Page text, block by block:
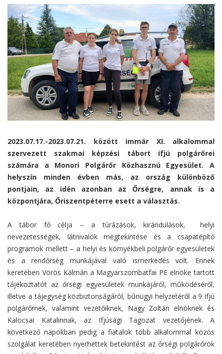
2023.07.17.-2023.07.21. között immár XI. alkalommal
szervezett szakmai képzési tábort ifjú polgárőrei
számára a Monori Polgárőr Közhasznú Egyesület. A
helyszín minden évben más, az ország különböző
pontjain, az idén azonban az Őrségre, annak is a
központjára, Őriszentpéterre esett a választás.
A tábor fő célja – a túrázások, kirándulások, helyi
nevezetességek, látnivalók megtekintése és a csapatépítő
programok mellett – a helyi és környékbeli polgárőr egyesületek
és a rendőrség munkájával való ismerkedés volt. Ennek
keretében Vörös Kálmán a Magyarszombatfai PE elnöke tartott
tájékoztatót az őrségi egyesületek munkájáról, működéséről,
illetve a tájegység közbiztonságáról, bűnügyi helyzetéről a 9 ifjú
polgárőrnek, valamint vezetőiknek, Nagy Zoltán elnöknek és
Kalocsai Katalinnak, az Ifjúsági Tagozat vezetőjének. A
következő napokban pedig a fiatalok több alkalommal közös
szolgálat keretében nyerhettek betekintést az őrségi polgárőrök